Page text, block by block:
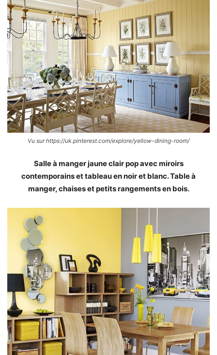
Vu sur https://uk.pinterest.com/explore/yellow-dining-room/
Salle à manger jaune clair pop avec miroirs
contemporains et tableau en noir et blanc. Table à
manger, chaises et petits rangements en bois.